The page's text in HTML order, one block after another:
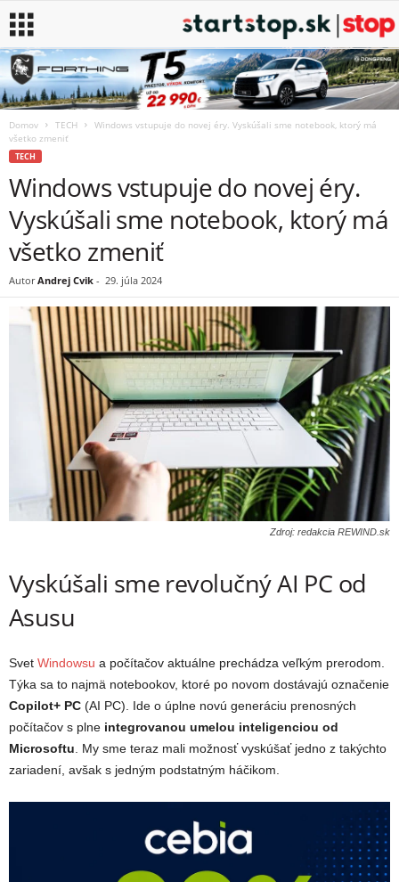
Domov TECH
Windows vstupuje do novej éry. Vyskúšali sme notebook, ktorý má
všetko zmeniť
TECH
Windows vstupuje do novej éry.
Vyskúšali sme notebook, ktorý má
všetko zmeniť
Autor Andrej Cvik - 29. júla 2024
Zdroj: redakcia REWIND.sk
Vyskúšali sme revolučný AI PC od
Asusu
Svet Windowsu a počítačov aktuálne prechádza veľkým prerodom.
Týka sa to najmä notebookov, ktoré po novom dostávajú označenie
Copilot+ PC (AI PC). Ide o úplne novú generáciu prenosných
počítačov s plne integrovanou umelou inteligenciou od
Microsoftu . My sme teraz mali možnosť vyskúšať jedno z takýchto
zariadení, avšak s jedným podstatným háčikom.